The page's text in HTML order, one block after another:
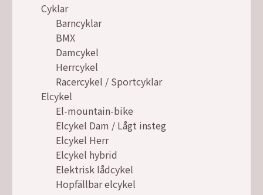
Cyklar
Barncyklar
BMX
Damcykel
Herrcykel
Racercykel / Sportcyklar
Elcykel
El-mountain-bike
Elcykel Dam / Lågt insteg
Elcykel Herr
Elcykel hybrid
Elektrisk lådcykel
Hopfällbar elcykel